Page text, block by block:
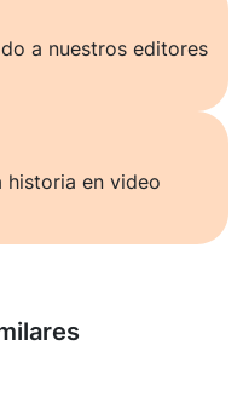
a nuestros editores
historia en video